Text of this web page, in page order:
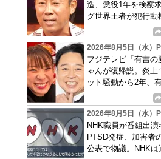
造、懲役1年を検察
グ世界王者が犯行動
2026年8月5日（水）
フジテレビ『有吉の
ゃんが復帰説。炎上
ット騒動から2年、
2026年8月5日（水）
NHK職員が番組出
PTSD発症、加害者
公表で物議。NHKは